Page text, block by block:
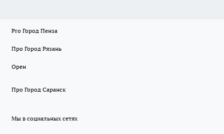
Pro Город Пенза
Про Город Рязань
Орен
Про Город Саранск
Мы в социальных сетях